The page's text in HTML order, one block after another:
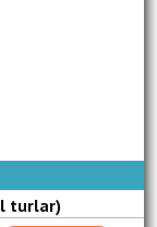
turlar)